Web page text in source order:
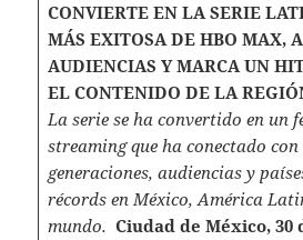
CONVIERTE EN LA SERIE
MÁS EXITOSA DE HBO MAX,
AUDIENCIAS Y MARCA UN
EL CONTENIDO DE LA
La serie se ha convertido en un
streaming que ha conectado
generaciones, audiencias y
récords en México, América
mundo. Ciudad de México, 30